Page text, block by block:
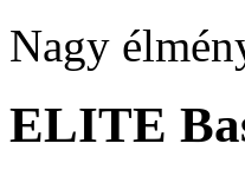
Nagy
ELITE